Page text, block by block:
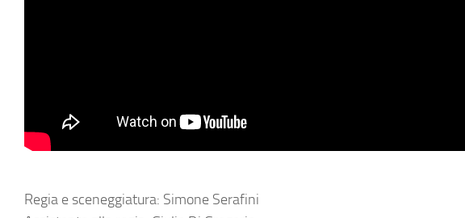
Regia e sceneggiatura: Simone Serafini